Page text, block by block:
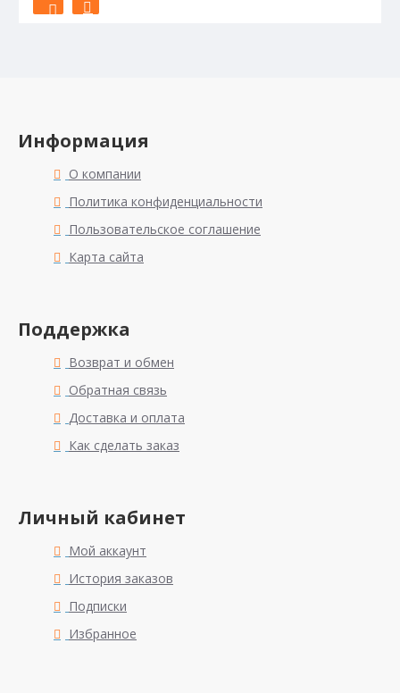
Информация
О компании
Политика конфиденциальности
Пользовательское соглашение
Карта сайта
Поддержка
Возврат и обмен
Обратная связь
Доставка и оплата
Как сделать заказ
Личный кабинет
Мой аккаунт
История заказов
Подписки
Избранное